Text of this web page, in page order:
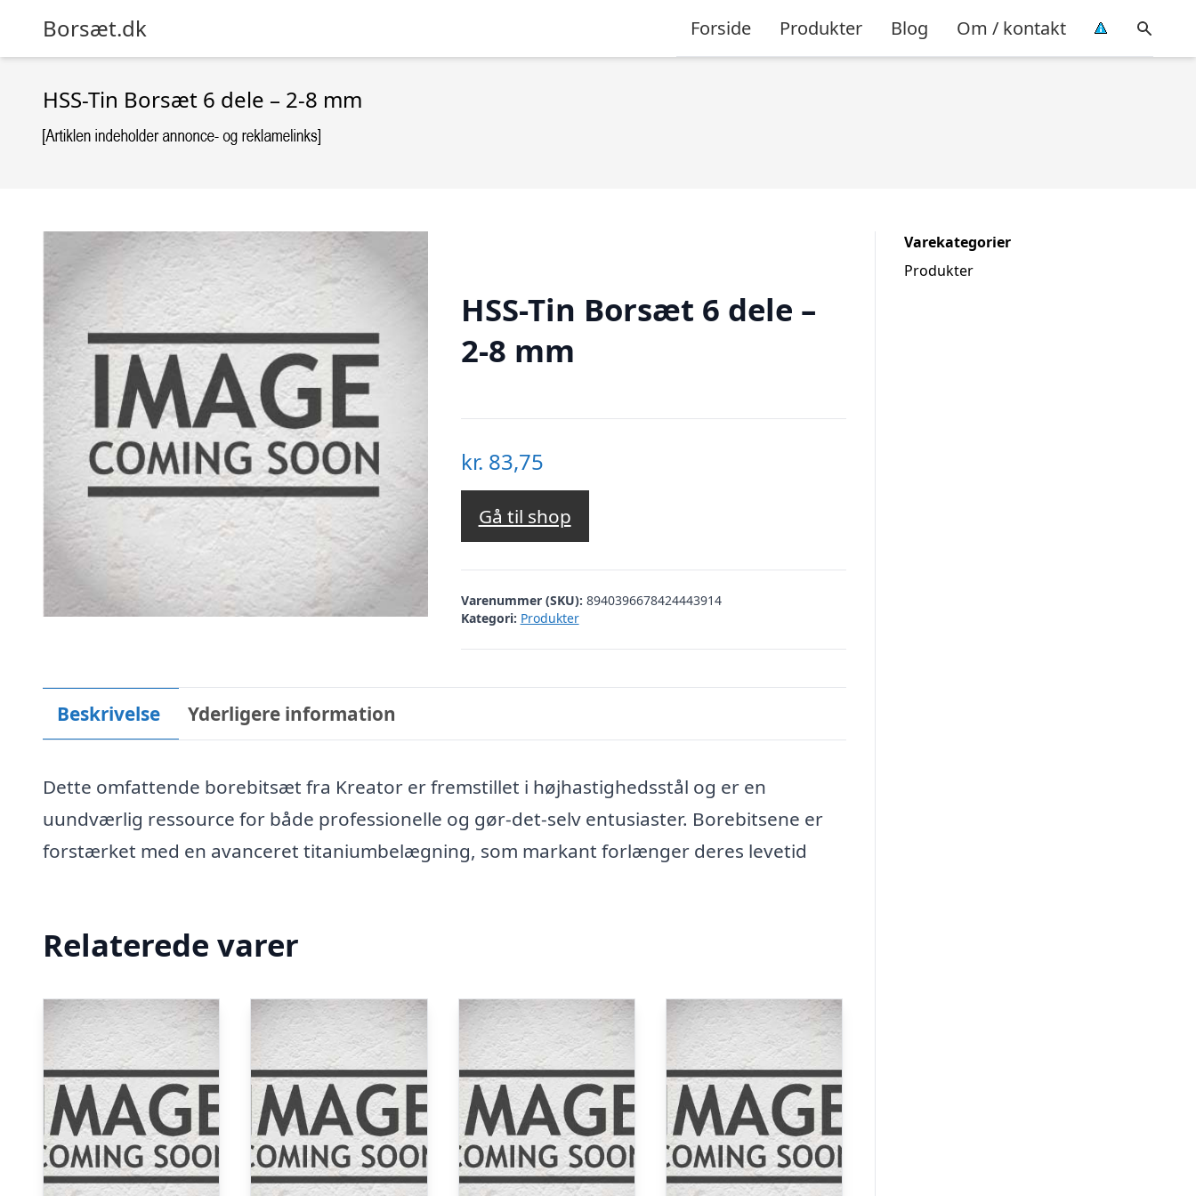
Borsæt.dk Forside Produkter Blog Om / kontakt
HSS-Tin Borsæt 6 dele – 2-8 mm
HSS-Tin Borsæt 6 dele –
2-8 mm
kr. 83,75
Gå til shop
Varenummer (SKU): 8940396678424443914
Kategori: Produkter
Beskrivelse Yderligere information
Dette omfattende borebitsæt fra Kreator er fremstillet i højhastighedsstål og er en
uundværlig ressource for både professionelle og gør-det-selv entusiaster. Borebitsene er
forstærket med en avanceret titaniumbelægning, som markant forlænger deres levetid
Relaterede varer
Varekategorier
Produkter